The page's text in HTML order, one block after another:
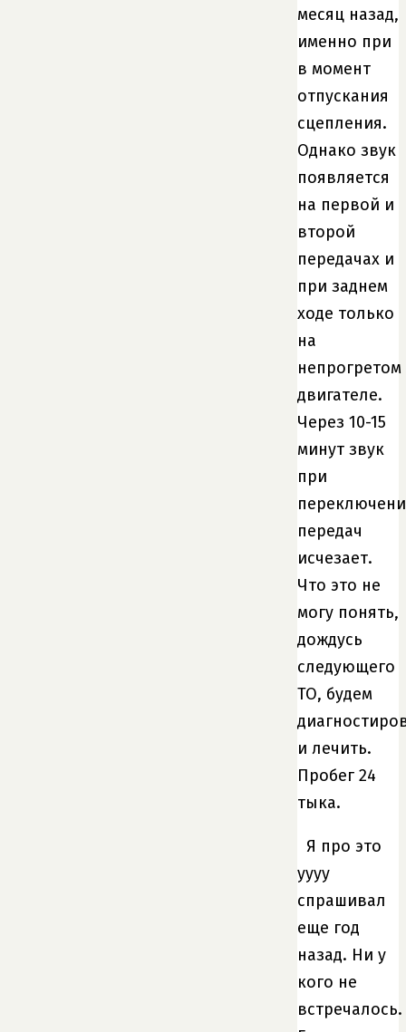
месяц назад,
именно при
в момент
отпускания
сцепления.
Однако звук
появляется
на первой и
второй
передачах и
при заднем
ходе только
на
непрогретом
двигателе.
Через 10-15
минут звук
при
передач
исчезает.
Что это не
могу понять,
дождусь
следующего
ТО, будем
и лечить.
Пробег 24
тыка.
Я про это
уууу
спрашивал
еще год
назад. Ни у
кого не
встречалось.